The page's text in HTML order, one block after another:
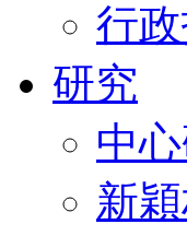
行
研究
中
新